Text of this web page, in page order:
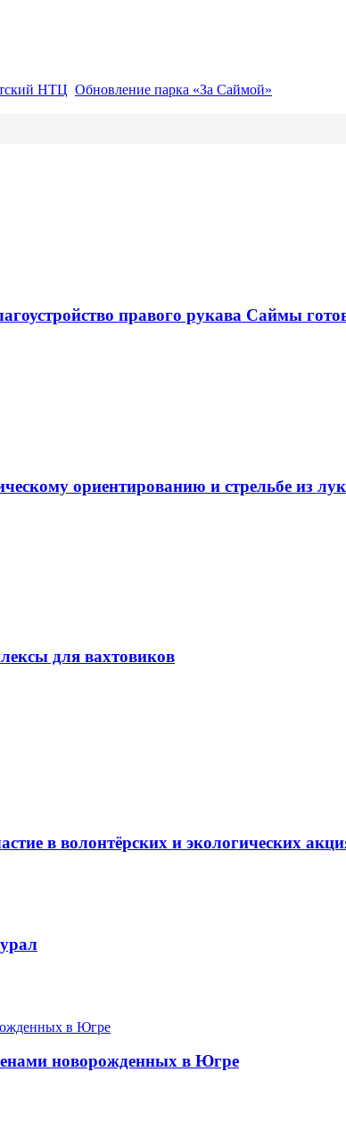
НТЦ Обновление парка «За Саймой»
правого рукава Саймы
ориентированию и стрельбе из
для вахтовиков
в волонтёрских и экологических
новорожденных в Югре